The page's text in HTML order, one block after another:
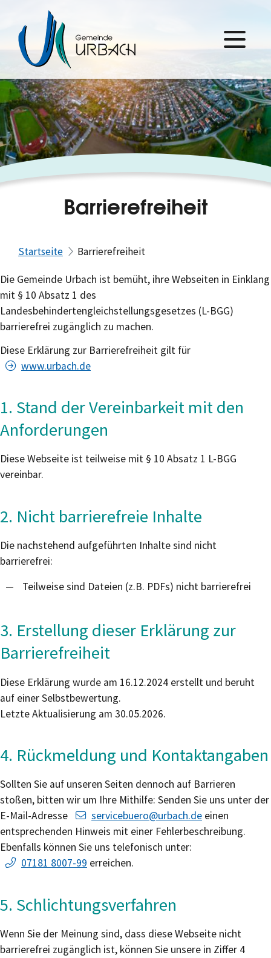
Barrierefreiheit
Startseite Barrierefreiheit
Die Gemeinde Urbach ist bemüht, ihre Webseiten in Einklang
mit § 10 Absatz 1 des
Landesbehindertengleichstellungsgesetzes (L-BGG)
barrierefrei zugänglich zu machen.
Diese Erklärung zur Barrierefreiheit gilt für
www.urbach.de
1. Stand der Vereinbarkeit mit den
Anforderungen
Diese Webseite ist teilweise mit § 10 Absatz 1 L-BGG
vereinbar.
2. Nicht barrierefreie Inhalte
Die nachstehend aufgeführten Inhalte sind nicht
barrierefrei:
Teilweise sind Dateien (z.B. PDFs) nicht barrierefrei
3. Erstellung dieser Erklärung zur
Barrierefreiheit
Diese Erklärung wurde am 16.12.2024 erstellt und beruht
auf einer Selbstbewertung.
Letzte Aktualisierung am 30.05.2026.
4. Rückmeldung und Kontaktangaben
Sollten Sie auf unseren Seiten dennoch auf Barrieren
stoßen, bitten wir um Ihre Mithilfe: Senden Sie uns unter der
E-Mail-Adresse
servicebuero@urbach.de einen
entsprechenden Hinweis mit einer Fehlerbeschreibung.
Ebenfalls können Sie uns telefonisch unter:
07181 8007-99 erreichen.
5. Schlichtungsverfahren
Wenn Sie der Meinung sind, dass diese Webseite nicht
barrierefrei zugänglich ist, können Sie unsere in Ziffer 4